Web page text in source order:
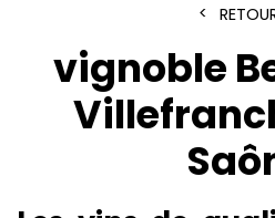
vignoble